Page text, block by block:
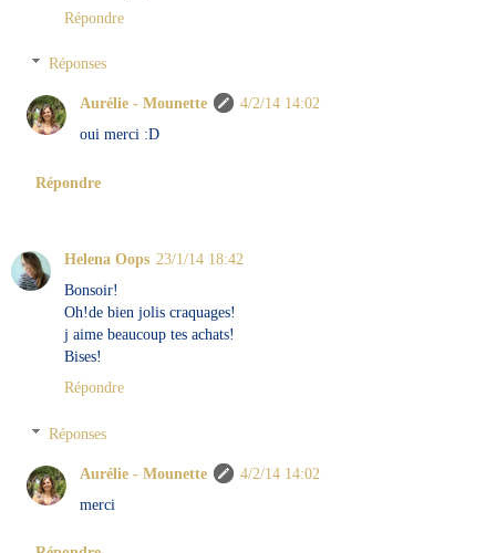
Répondre
Réponses
Aurélie - Mounette
4/2/14 14:02
oui merci :D
Répondre
Helena Oops 23/1/14 18:42
Bonsoir!
Oh!de bien jolis craquages!
j aime beaucoup tes achats!
Bises!
Répondre
Réponses
Aurélie - Mounette
4/2/14 14:02
merci